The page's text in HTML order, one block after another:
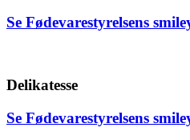
Se Fødevarestyrelsens
Delikatesse
Se Fødevarestyrelsens